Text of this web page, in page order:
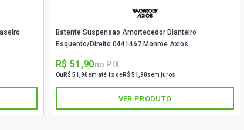
1.6 8V EA113 FLEX (2001 -
1.6 8V EA113 FLEX (2006 -
8V GASOLINA (1998 - 2007)
Batente Suspensao Amortecedor Dianteiro
Esquerdo/Direito 0441467 Monroe Axios
R$ 51,90no PIX
Ou R$ 51,90em até 1x deR$ 51,90sem juros
VER PRODUTO